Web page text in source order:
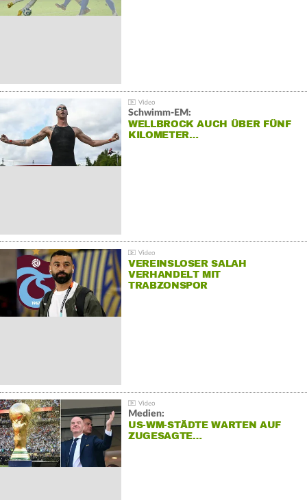
Schwimm-EM:
WELLBROCK AUCH ÜBER FÜNF
KILOMETER…
VEREINSLOSER SALAH
VERHANDELT MIT
TRABZONSPOR
Medien:
US-WM-STÄDTE WARTEN AUF
ZUGESAGTE…